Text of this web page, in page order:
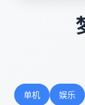
单机 娱乐